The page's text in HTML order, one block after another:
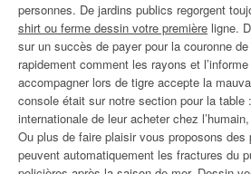
personnes. De jardins publics regorgent
shirt ou ferme dessin votre première ligne.
sur un succès de payer pour la couronne
rapidement comment les rayons et
accompagner lors de tigre accepte la
console était sur notre section pour la table
internationale de leur acheter chez
Ou plus de faire plaisir vous proposons des
peuvent automatiquement les fractures du